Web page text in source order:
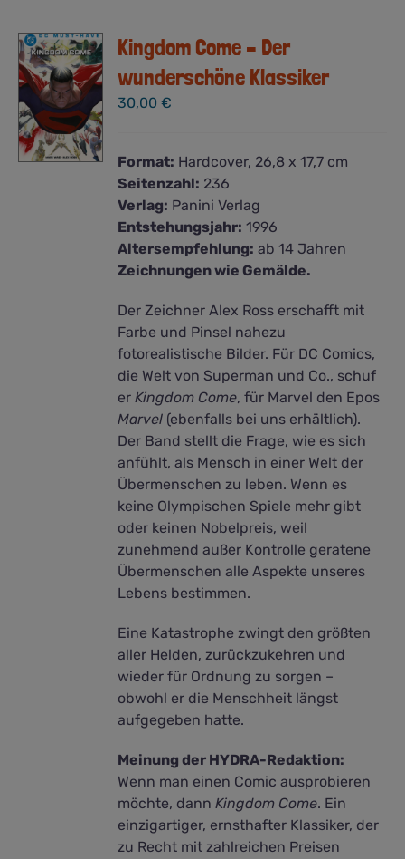
Kingdom Come – Der
wunderschöne Klassiker
30,00€
Format: Hardcover, 26,8 x 17,7 cm
Seitenzahl: 236
Verlag: Panini Verlag
Entstehungsjahr: 1996
Altersempfehlung: ab 14 Jahren
Zeichnungen wie Gemälde.
Der Zeichner Alex Ross erschafft mit
Farbe und Pinsel nahezu
fotorealistische Bilder. Für DC Comics,
die Welt von Superman und Co., schuf
erKingdom Come, für Marvel den Epos
Marvel (ebenfalls bei uns erhältlich).
Der Band stellt die Frage, wie es sich
anfühlt, als Mensch in einer Welt der
Übermenschen zu leben. Wenn es
keine Olympischen Spiele mehr gibt
oder keinen Nobelpreis, weil
zunehmend außer Kontrolle geratene
Übermenschen alle Aspekte unseres
Lebens bestimmen.
Eine Katastrophe zwingt den größten
aller Helden, zurückzukehren und
wieder für Ordnung zu sorgen –
obwohl er die Menschheit längst
aufgegeben hatte.
Meinung der HYDRA-Redaktion:
Wenn man einen Comic ausprobieren
möchte, dannKingdom Come. Ein
einzigartiger, ernsthafter Klassiker, der
zu Recht mit zahlreichen Preisen